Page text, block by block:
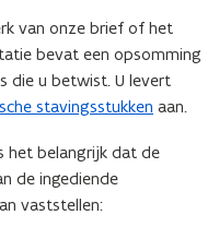
van onze brief of het
bevat een opsomming
die u betwist. U levert
stavingsstukken aan.
het belangrijk dat de
de ingediende
vaststellen: